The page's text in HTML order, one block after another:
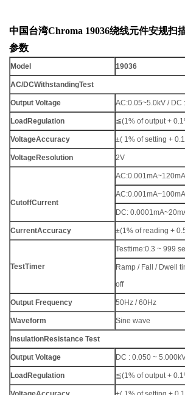
中国台湾Chroma 19036绕线元件安规扫
参数
Model 19036
AC/DCWithstandingTest
Output Voltage AC:0.05~5.0kV / DC
LoadRegulation ≦(1% of output +
VoltageAccuracy ±( 1% of setting +
VoltageResolution 2V
CutoffCurrent
DC:
CurrentAccuracy ±(1% of reading +
TestTimer
Testtime:0.3 ~ 999
Ramp / Fall / Dwell
off
Output Frequency 50Hz / 60Hz
Waveform Sine wave
InsulationResistance Test
Output Voltage DC : 0.050 ~
LoadRegulation ≦(1% of output +